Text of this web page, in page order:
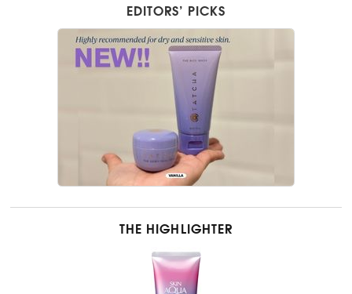
EDITORS’ PICKS
THE HIGHLIGHTER